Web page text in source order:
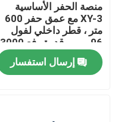
بيت
منتجات
منصة الحفر الأساسية
XY-3 مع عمق حفر 600
متر ، قطر داخلي لفول
96 مم ، وقدرة رفع 3000
كجم للتنقيب الجيولوجي
إرسال استفسار